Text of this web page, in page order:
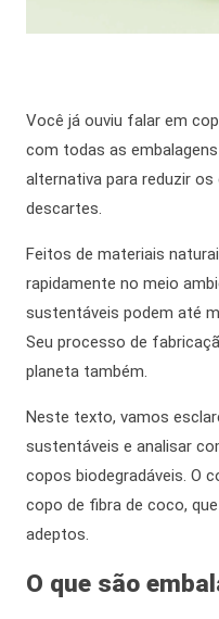
Você já ouviu falar em
com todas as
alternativa para reduzir
descartes.
Feitos de materiais
rapidamente no meio
sustentáveis podem até
Seu processo de
planeta também.
Neste texto, vamos
sustentáveis e analisar
copos biodegradáveis . O
copo de fibra de coco,
adeptos.
O que são